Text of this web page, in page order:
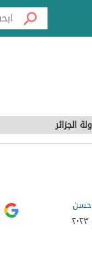
الجزائر
حسن